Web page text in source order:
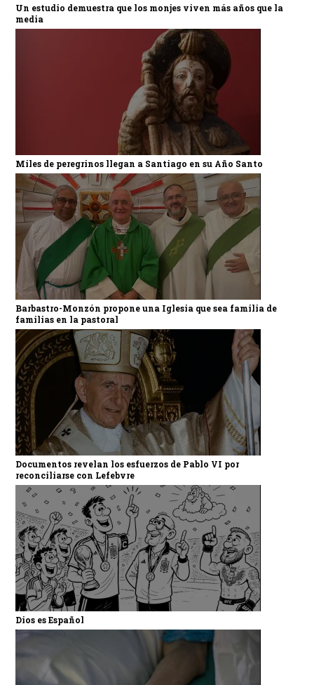
Un estudio demuestra que los monjes viven más años que la
media
Miles de peregrinos llegan a Santiago en su Año Santo
Barbastro-Monzón propone una Iglesia que sea familia de
familias en la pastoral
Documentos revelan los esfuerzos de Pablo VI por
reconciliarse con Lefebvre
Dios es Español